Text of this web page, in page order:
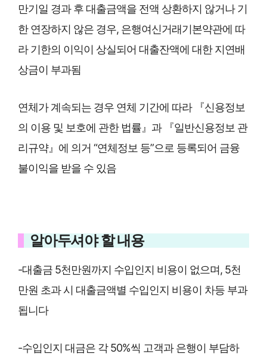
만기일 경과 후 대출금액을 전액 상환하지 않거나 기
한 연장하지 않은 경우, 은행여신거래기본약관에 따
라 기한의 이익이 상실되어 대출잔액에 대한 지연배
상금이 부과됨
연체가 계속되는 경우 연체 기간에 따라 『신용정보
의 이용 및 보호에 관한 법률』과 『일반신용정보 관
리규약』에 의거 “연체정보 등”으로 등록되어 금융
불이익을 받을 수 있음
알아두셔야 할 내용
-대출금 5천만원까지 수입인지 비용이 없으며, 5천
만원 초과 시 대출금액별 수입인지 비용이 차등 부과
됩니다
-수입인지 대금은 각 50%씩 고객과 은행이 부담하